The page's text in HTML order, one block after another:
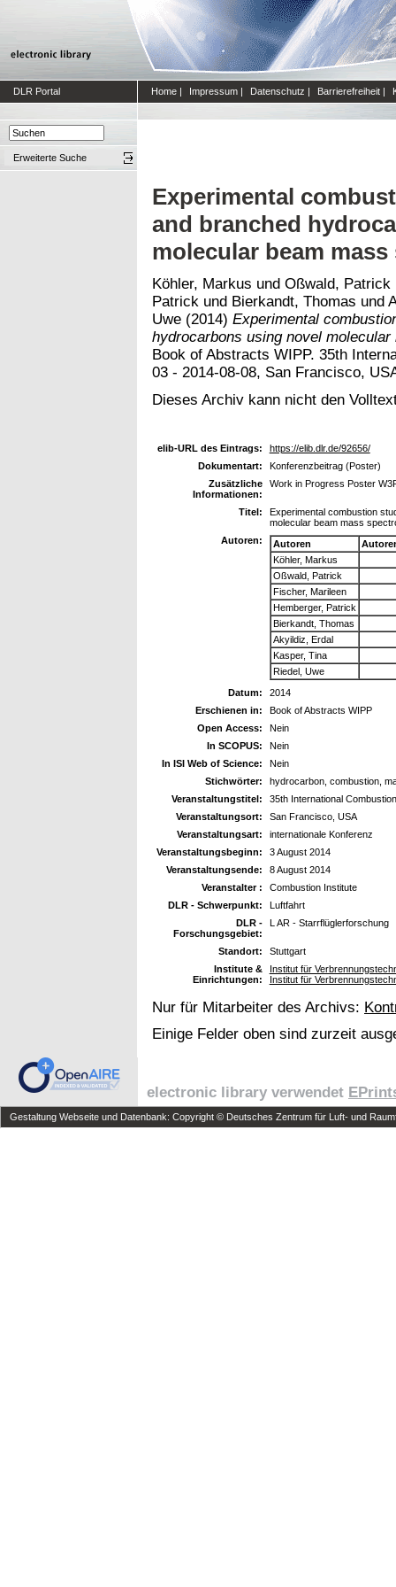
DLR Portal Home | Impressum | Datenschutz | Barrierefreiheit |
Erweiterte Suche
Experimental
and branched
molecular beam
Köhler, Markus und Oßwald, Patrick
Patrick und Bierkandt, Thomas und
Uwe (2014) Experimental
hydrocarbons using novel
Book of Abstracts WIPP. 35th
03 - 2014-08-08, San Francisco,
Dieses Archiv kann nicht den
elib-URL des Eintrags:
https://elib.dlr.de/92656/
Dokumentart:
Konferenzbeitrag (Poster)
Zusätzliche
Informationen:
Work in Progress Poster
Titel:
Experimental combustion
molecular beam mass
Autoren:
Autoren
Köhler, Markus
Oßwald, Patrick
Fischer, Marileen
Hemberger, Patrick
Bierkandt, Thomas
Akyildiz, Erdal
Kasper, Tina
Riedel, Uwe
Datum:
2014
Erschienen in:
Book of Abstracts WIPP
Open Access:
Nein
In SCOPUS:
Nein
In ISI Web of Science:
Nein
Stichwörter:
hydrocarbon, combustion,
Veranstaltungstitel:
35th International
Veranstaltungsort:
San Francisco, USA
Veranstaltungsart:
internationale Konferenz
Veranstaltungsbeginn:
3 August 2014
Veranstaltungsende:
8 August 2014
Veranstalter :
Combustion Institute
DLR - Schwerpunkt:
Luftfahrt
DLR -
Forschungsgebiet:
L AR - Starrflüglerforschung
Standort:
Stuttgart
Institute &
Einrichtungen:
Institut für
Institut für
Nur für Mitarbeiter des Archivs:
Einige Felder oben sind zurzeit
electronic library verwendet
Gestaltung Webseite und Datenbank: Copyright © Deutsches Zentrum für Luft- und